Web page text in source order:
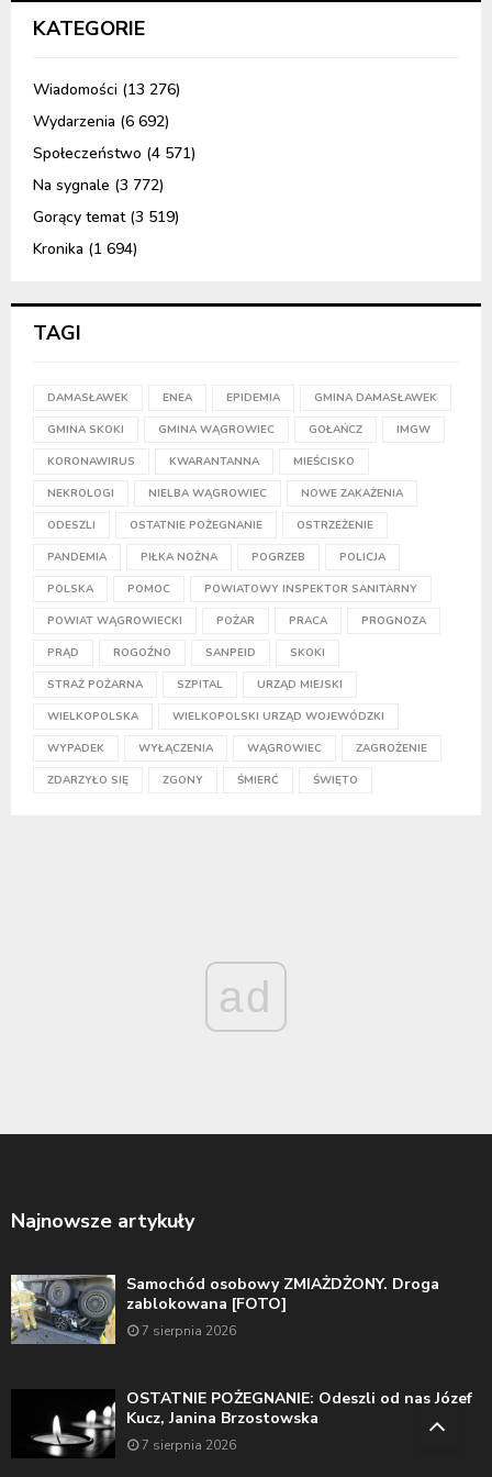
KATEGORIE
Wiadomości (13 276)
Wydarzenia (6 692)
Społeczeństwo (4 571)
Na sygnale (3 772)
Gorący temat(3 519)
Kronika (1 694)
TAGI
DAMASŁAWEK ENEA EPIDEMIA GMINA DAMASŁAWEK
GMINA SKOKI GMINA WĄGROWIEC GOŁAŃCZ IMGW
KORONAWIRUS KWARANTANNA MIEŚCISKO
NEKROLOGI NIELBA WĄGROWIEC NOWE ZAKAŻENIA
ODESZLI OSTATNIE POŻEGNANIE OSTRZEŻENIE
PANDEMIA PIŁKA NOŻNA POGRZEB POLICJA
POLSKA POMOC POWIATOWY INSPEKTOR SANITARNY
POWIAT WĄGROWIECKI POŻAR PRACA PROGNOZA
PRĄD ROGOŹNO SANPEID SKOKI
STRAŻ POŻARNA SZPITAL URZĄD MIEJSKI
WIELKOPOLSKA WIELKOPOLSKI URZĄD WOJEWÓDZKI
WYPADEK WYŁĄCZENIA WĄGROWIEC ZAGROŻENIE
ZDARZYŁO SIĘ ZGONY ŚMIERĆ ŚWIĘTO
ad
Najnowsze artykuły
Samochód osobowy ZMIAŻDŻONY. Droga
zablokowana [FOTO]
7 sierpnia 2026
OSTATNIE POŻEGNANIE: Odeszli od nas Józef
Kucz, Janina Brzostowska
7 sierpnia 2026